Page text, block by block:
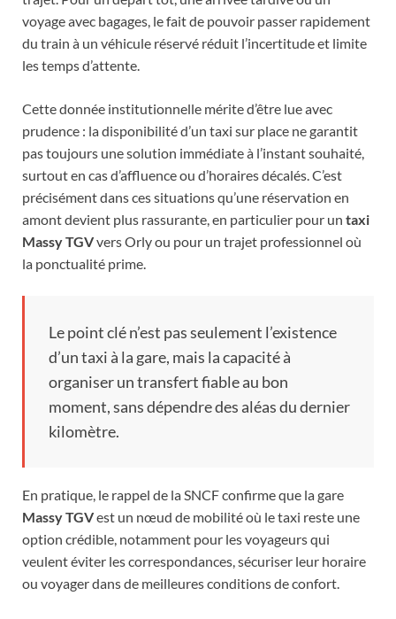
voyage avec bagages, le fait de pouvoir passer rapidement
du train à un véhicule réservé réduit l’incertitude et limite
les temps d’attente.
Cette donnée institutionnelle mérite d’être lue avec
prudence : la disponibilité d’un taxi sur place ne garantit
pas toujours une solution immédiate à l’instant souhaité,
surtout en cas d’affluence ou d’horaires décalés. C’est
précisément dans ces situations qu’une réservation en
amont devient plus rassurante, en particulier pour un taxi
Massy TGVvers Orly ou pour un trajet professionnel où
la ponctualité prime.
Le point clé n’est pas seulement l’existence
d’un taxi à la gare, mais la capacité à
organiser un transfert fiable au bon
moment, sans dépendre des aléas du dernier
kilomètre.
En pratique, le rappel de la SNCF confirme que la gare
Massy TGVest un nœud de mobilité où le taxi reste une
option crédible, notamment pour les voyageurs qui
veulent éviter les correspondances, sécuriser leur horaire
ou voyager dans de meilleures conditions de confort.